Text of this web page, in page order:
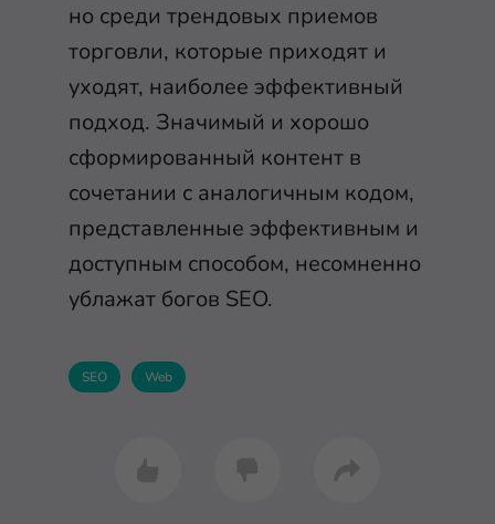
но среди трендовых приемов
торговли, которые приходят и
уходят, наиболее эффективный
подход. Значимый и хорошо
сформированный контент в
сочетании с аналогичным кодом,
представленные эффективным и
доступным способом, несомненно
ублажат богов SEO.
SEO Web